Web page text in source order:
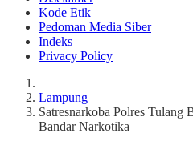
Kode Etik
Pedoman Media Siber
Indeks
Privacy Policy
Lampung
Satresnarkoba Polres Tulang
Bandar Narkotika